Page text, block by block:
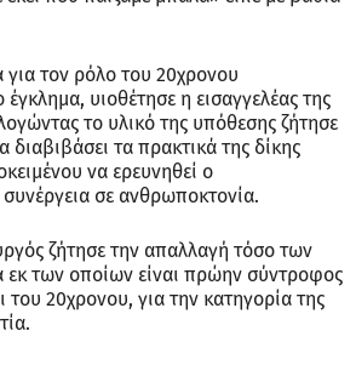
τον ρόλο του 20χρονου
υιοθέτησε η εισαγγελέας της
το υλικό της υπόθεσης ζήτησε
διαβιβάσει τα πρακτικά της δίκης
να ερευνηθεί ο
σε ανθρωποκτονία.
ζήτησε την απαλλαγή τόσο των
εκ των οποίων είναι πρώην σύντροφος
του 20χρονου, για την κατηγορία της